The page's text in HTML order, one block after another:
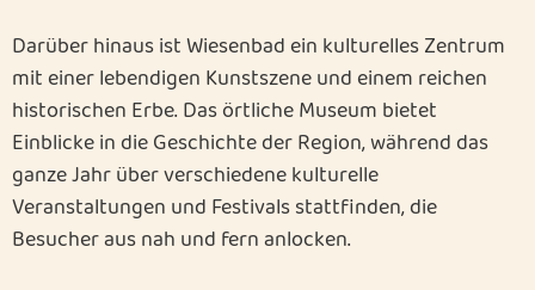
Darüber hinaus ist Wiesenbad ein kulturelles Zentrum
mit einer lebendigen Kunstszene und einem reichen
historischen Erbe. Das örtliche Museum bietet
Einblicke in die Geschichte der Region, während das
ganze Jahr über verschiedene kulturelle
Veranstaltungen und Festivals stattfinden, die
Besucher aus nah und fern anlocken.